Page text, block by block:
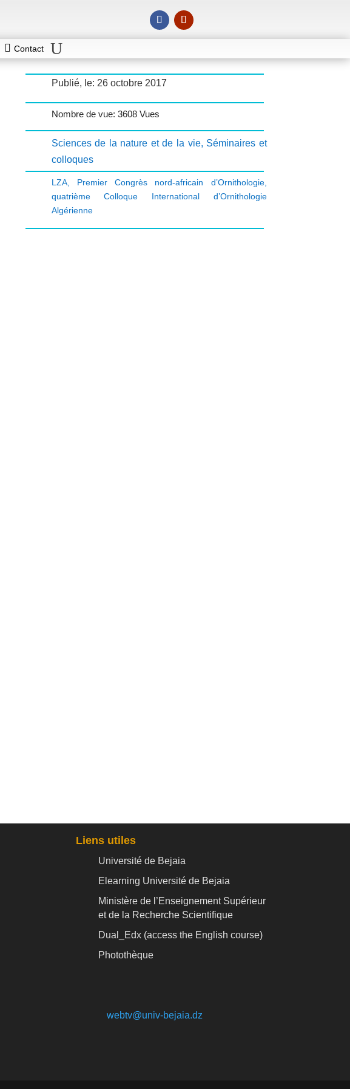
Contact
Publié, le: 26 octobre 2017
Nombre de vue: 3608 Vues
Sciences de la nature et de la vie, Séminaires et
colloques
LZA, Premier Congrès nord-africain d’Ornithologie,
quatrième Colloque International d’Ornithologie
Algérienne
Liens utiles
Université de Bejaia
Elearning Université de Bejaia
Ministère de l’Enseignement Supérieur
et de la Recherche Scientifique
Dual_Edx (access the English course)
Photothèque
webtv@univ-bejaia.dz